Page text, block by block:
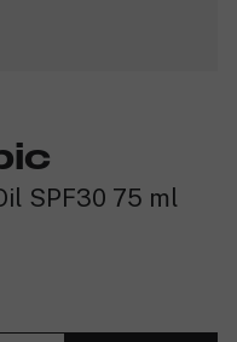
SPF30 75 ml